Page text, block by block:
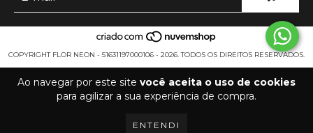
Ao navegar por este site você aceita o uso de cookies
para agilizar a sua experiência de compra.
ENTENDI
COPYRIGHT FLOR NEON - 51631197000106 - 2026. TODOS OS DIREITOS RESERVADOS.